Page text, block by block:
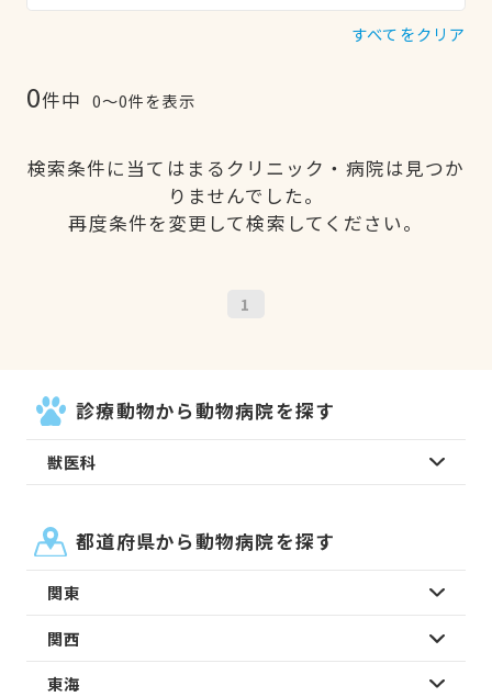
すべてをクリア
0件中 0〜0件を表示
検索条件に当てはまるクリニック・病院は見つか
りませんでした。
再度条件を変更して検索してください。
1
診療動物から動物病院を探す
獣医科
都道府県から動物病院を探す
関東
関西
東海